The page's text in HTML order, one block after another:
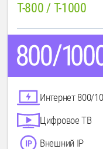
T-800 / T-1000
Интернет 800/
Цифровое ТВ
Внешний IP